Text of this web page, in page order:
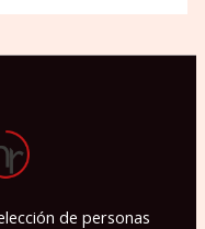
de personas